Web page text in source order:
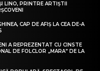
LINO, PRINTRE ARTIȘTII
CAP DE AFIȘ LA CEA DE-A
A REPREZENTAT CU CINSTE
DE FOLCLOR „MARA” DE LA